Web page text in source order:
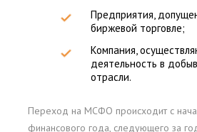
Предприятия,
биржевой торговле;
Компания,
деятельность в
отрасли.
Переход на МСФО происходит с
финансового года, следующего за